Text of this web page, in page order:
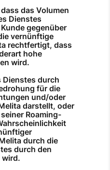
das Volumen
Dienstes
gegenüber
vernünftige
rechtfertigt, dass
hohe
wird.
Dienstes durch
für die
und/oder
darstellt, oder
Roaming-
durch die
durch den
wird.